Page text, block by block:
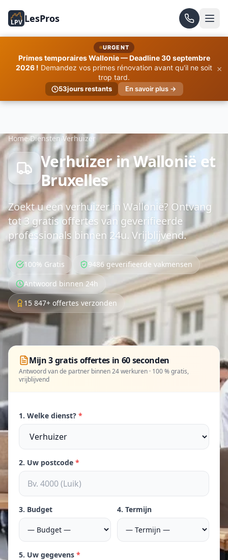
LPV LesPros
URGENT
Primes temporaires Wallonie — Deadline 30 septembre
2026 ! Demandez vos primes rénovation avant qu'il ne soit
trop tard.
53jours restants En savoir plus →
×
Home›Diensten›Verhuizer
Verhuizer in Wallonië et
Bruxelles
Zoekt u een verhuizer in Wallonië? Ontvang
tot 3 gratis offertes van geverifieerde
professionals binnen 24u. Vrijblijvend.
100% Gratis
9486 geverifieerde vakmensen
Antwoord binnen 24h
15 847+ offertes verzonden
Mijn 3 gratis offertes in 60 seconden
Antwoord van de partner binnen 24 werkuren · 100 % gratis,
vrijblijvend
1. Welke dienst? *
2. Uw postcode *
3. Budget 4. Termijn
5. Uw gegevens *